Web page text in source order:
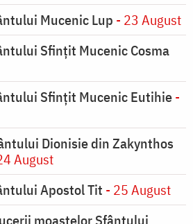
Mucenic Lup - 23 August
Sfințit Mucenic Cosma
Sfințit Mucenic Eutihie-
Dionisie din Zakynthos
August
Apostol Tit - 25 August